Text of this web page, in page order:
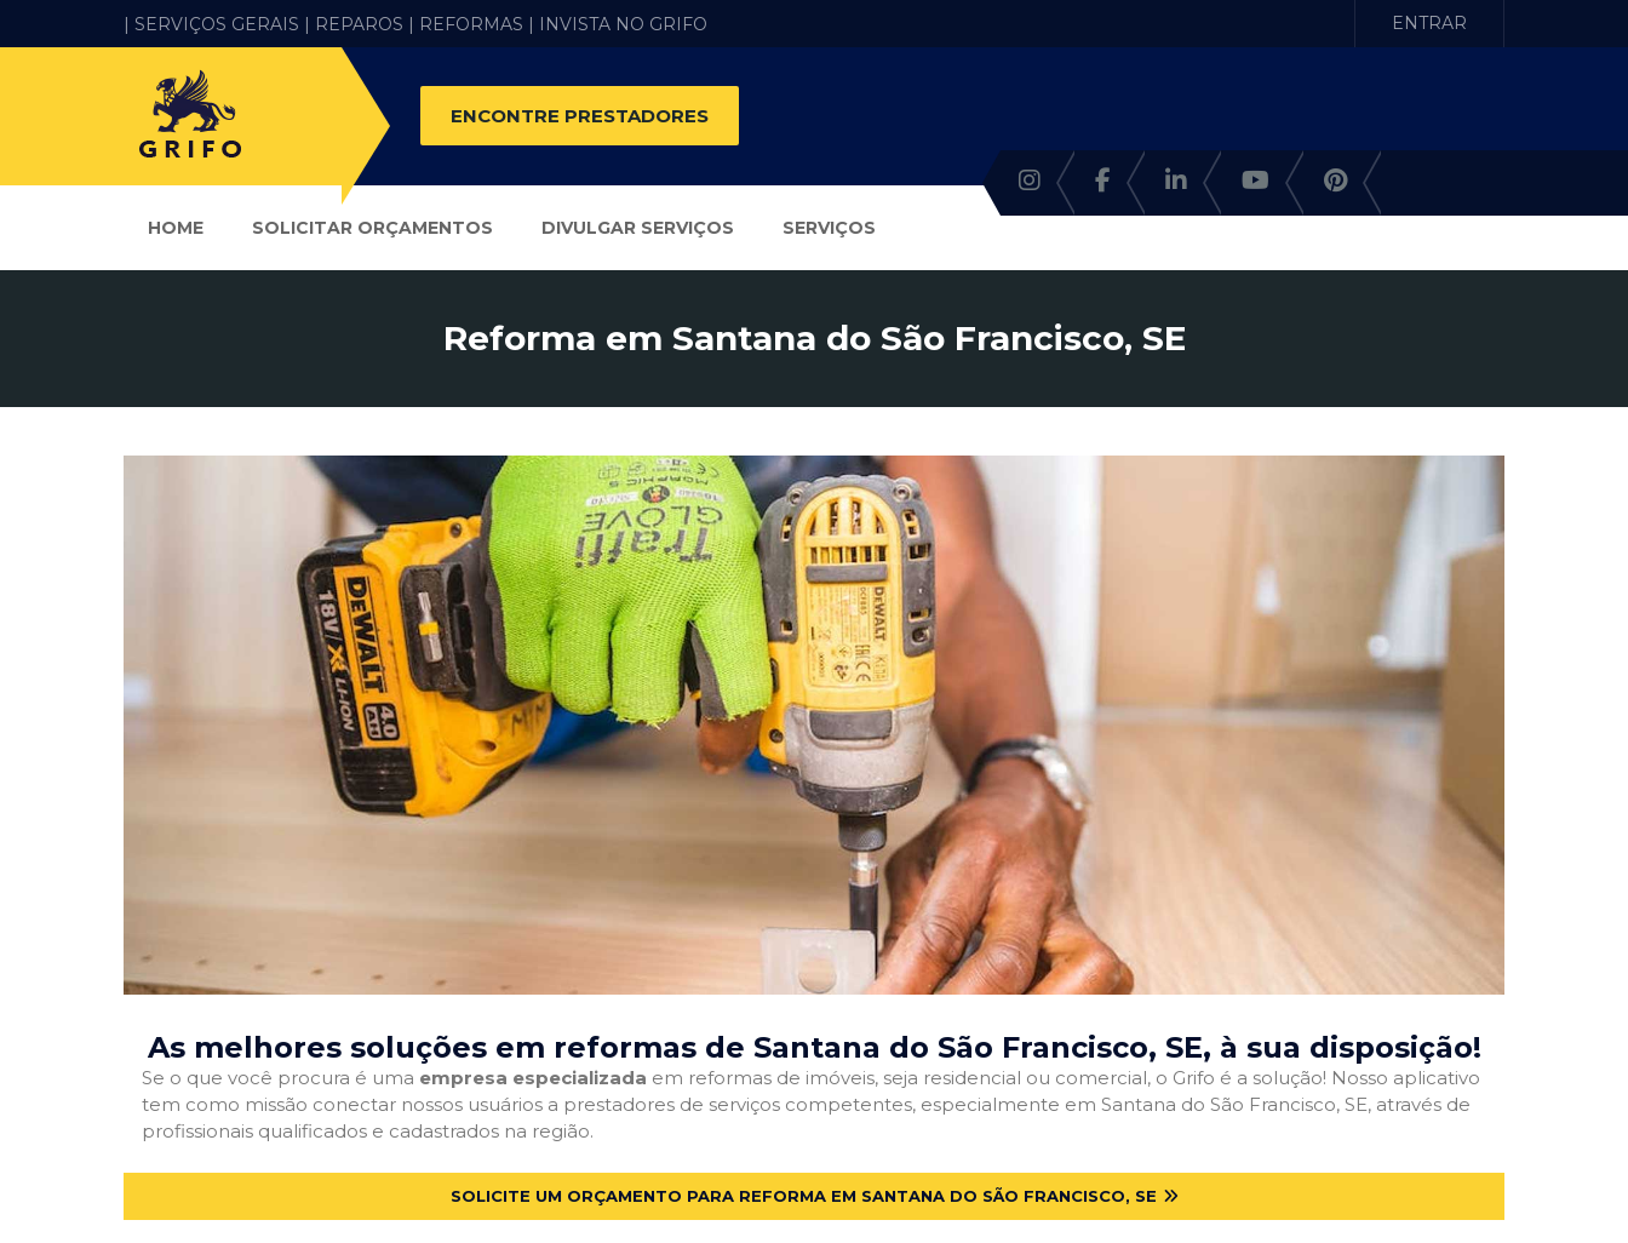
| SERVIÇOS GERAIS | REPAROS | REFORMAS | INVISTA NO GRIFO ENTRAR
ENCONTRE PRESTADORES
HOME SOLICITAR ORÇAMENTOS DIVULGAR SERVIÇOS SERVIÇOS
Reforma em Santana do São Francisco, SE
As melhores soluções em reformas de Santana do São Francisco, SE, à sua disposição!
Se o que você procura é uma empresa especializada em reformas de imóveis, seja residencial ou comercial, o Grifo é a solução! Nosso aplicativo
tem como missão conectar nossos usuários a prestadores de serviços competentes, especialmente em Santana do São Francisco, SE, através de
profissionais qualificados e cadastrados na região.
SOLICITE UM ORÇAMENTO PARA REFORMA EM SANTANA DO SÃO FRANCISCO, SE